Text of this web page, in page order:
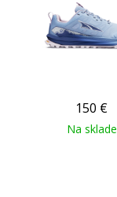
150 €
Na sklade